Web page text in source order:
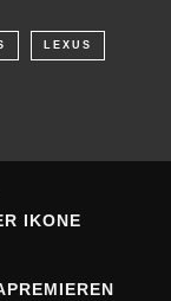
LEXUS
IKONE